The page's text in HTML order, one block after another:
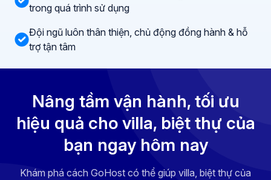
trong quá trình sử dụng
Đội ngũ luôn thân thiện, chủ động đồng hành & hỗ
trợ tận tâm
Nâng tầm vận hành, tối ưu
hiệu quả cho villa, biệt thự của
bạn ngay hôm nay
Khám phá cách GoHost có thể giúp villa, biệt thự của